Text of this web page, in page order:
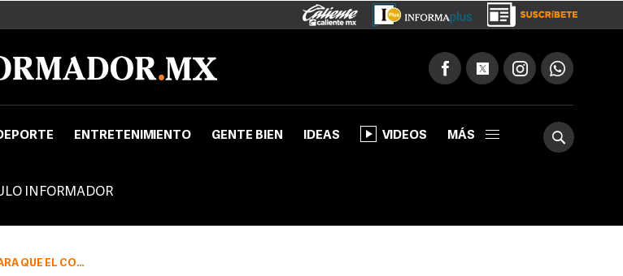
ENTRETENIMIENTO GENTE BIEN IDEAS VIDEOS MÁS
INFORMADOR
DE SECUESTROS